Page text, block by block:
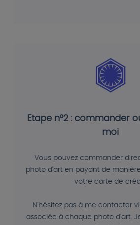
Etape n°2 : commander
moi
Vous pouvez commander
photo d'art en payant de
votre carte de
N'hésitez pas à me contacter
associée à chaque photo d'art.